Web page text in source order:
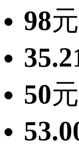
98元
50